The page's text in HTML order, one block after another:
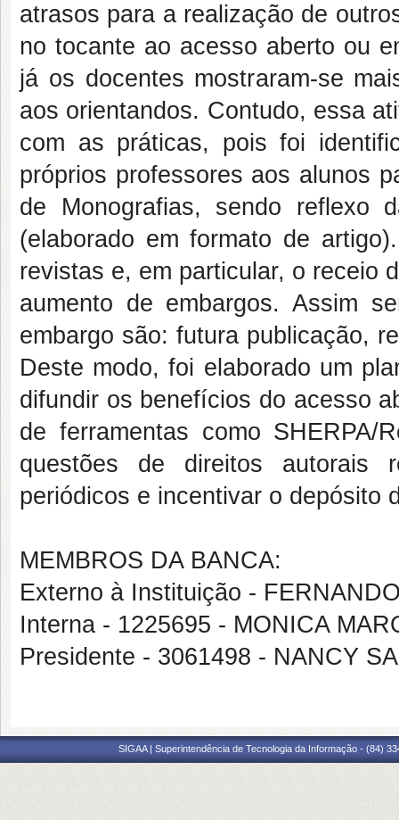
atrasos para a realização de
no tocante ao acesso aberto ou
já os docentes mostraram-se
aos orientandos. Contudo, essa
com as práticas, pois foi
próprios professores aos alunos
de Monografias, sendo reflexo
(elaborado em formato de
revistas e, em particular, o receio
aumento de embargos. Assim
embargo são: futura publicação,
Deste modo, foi elaborado um
difundir os benefícios do acesso
de ferramentas como
questões de direitos autorais
periódicos e incentivar o depósito
MEMBROS DA BANCA:
Externo à Instituição -
Interna - 1225695 - MONICA
Presidente - 3061498 - NANCY
SIGAA | Superintendência de Tecnologia da Informação - (84)